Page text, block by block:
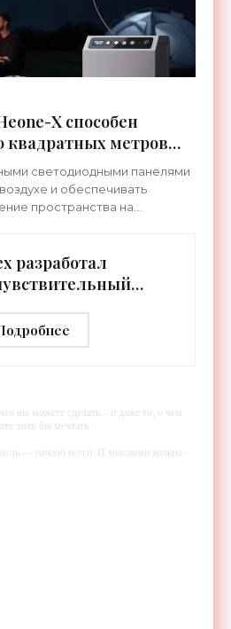
X способен
квадратных метров
светодиодными панелями
и обеспечивать
пространства на
разработал
до 2 км
вы можете сделать – и даже то, о чем
хотя бы мечтать.
— начало всего. И мыслями можно